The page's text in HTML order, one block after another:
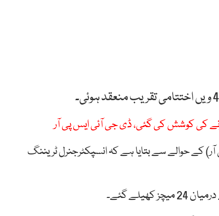
کی کوشش کی گئی، ڈی جی آئی ایس پی آر
کے حوالے سے بتایا ہے کہ انسپکٹرجنرل ٹریننگ